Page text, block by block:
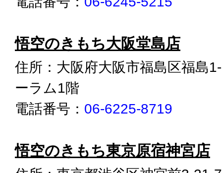
悟空のきもち大阪堂島店
住所：大阪府大阪市福島区福島
ーラム1階
電話番号： 06-6225-8719
悟空のきもち東京原宿神宮店